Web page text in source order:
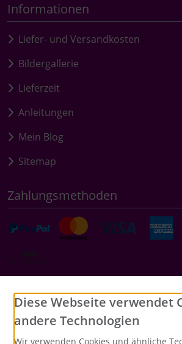
Informationen
Liefer- und Versandkosten
Bildergallerie
Lieferzeit
Anleitungen
Mein Blog
Sitemap
Zahlungsmethoden
Social Media
Diese Webseite verwendet
andere Technologien
Wir verwenden Cookies und ähnliche